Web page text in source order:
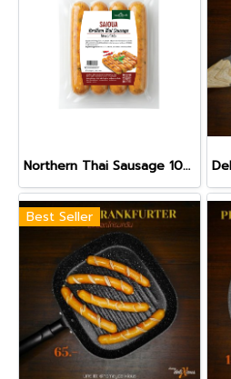
Northern Thai Sausage 100 g
Best Seller